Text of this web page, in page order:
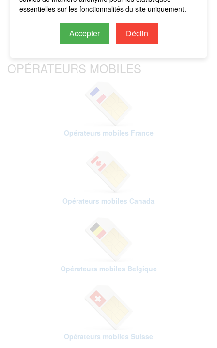
essentielles sur les fonctionnalités du site uniquement.
Accepter Déclin
imputés sur le crédit restant.
OPÉRATEURS MOBILES
Opérateurs mobiles France
Opérateurs mobiles Canada
Opérateurs mobiles Belgique
Opérateurs mobiles Suisse